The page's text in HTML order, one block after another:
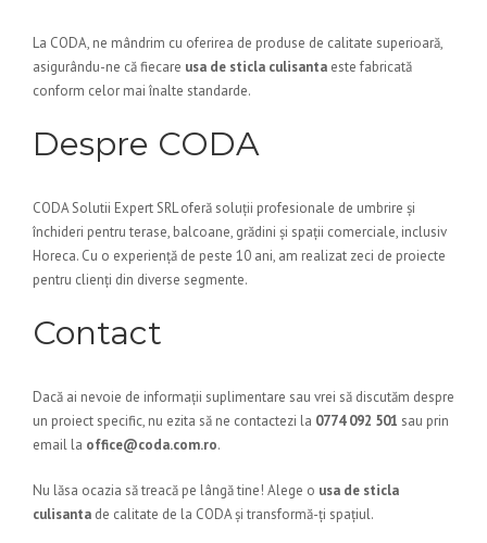
La CODA, ne mândrim cu oferirea de produse de calitate superioară,
asigurându-ne că fiecare usa de sticla culisanta este fabricată
conform celor mai înalte standarde.
Despre CODA
CODA Solutii Expert SRL oferă soluții profesionale de umbrire și
închideri pentru terase, balcoane, grădini și spații comerciale, inclusiv
Horeca. Cu o experiență de peste 10 ani, am realizat zeci de proiecte
pentru clienți din diverse segmente.
Contact
Dacă ai nevoie de informații suplimentare sau vrei să discutăm despre
un proiect specific, nu ezita să ne contactezi la 0774 092 501 sau prin
email la office@coda.com.ro.
Nu lăsa ocazia să treacă pe lângă tine! Alege o usa de sticla
culisanta de calitate de la CODA și transformă-ți spațiul.